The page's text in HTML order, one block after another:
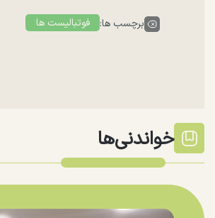
برچسب ها: فوتبالیست ها
خواندنی‌ها